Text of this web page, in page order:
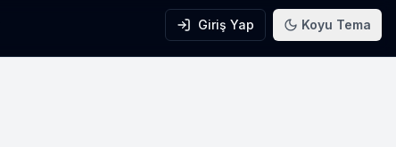
Giriş Yap Koyu Tema